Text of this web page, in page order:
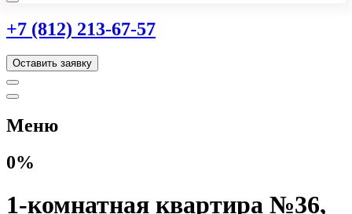
+7 (812) 213-67-57
Оставить заявку
Меню
0%
1-комнатная квартира №36,